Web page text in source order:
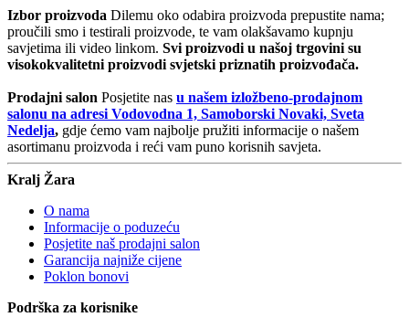
Izbor proizvoda Dilemu oko odabira proizvoda prepustite nama;
proučili smo i testirali proizvode, te vam olakšavamo kupnju
savjetima ili video linkom. Svi proizvodi u našoj trgovini su
visokokvalitetni proizvodi svjetski priznatih proizvođača.
Prodajni salon Posjetite nas u našem izložbeno-prodajnom
salonu na adresi Vodovodna 1, Samoborski Novaki, Sveta
Nedelja, gdje ćemo vam najbolje pružiti informacije o našem
asortimanu proizvoda i reći vam puno korisnih savjeta.
Kralj Žara
O nama
Informacije o poduzeću
Posjetite naš prodajni salon
Garancija najniže cijene
Poklon bonovi
Podrška za korisnike